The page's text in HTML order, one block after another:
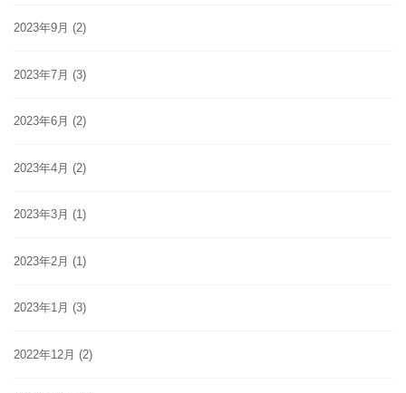
2023年9月 (2)
2023年7月 (3)
2023年6月 (2)
2023年4月 (2)
2023年3月 (1)
2023年2月 (1)
2023年1月 (3)
2022年12月 (2)